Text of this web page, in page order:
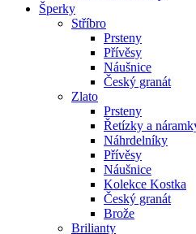
Šperky
Stříbro
Prsteny
Přívěsy
Náušnice
Český granát
Zlato
Prsteny
Řetízky a
Náhrdelníky
Přívěsy
Náušnice
Kolekce Kostka
Český granát
Brože
Brilianty